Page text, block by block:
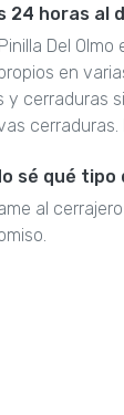
24 horas al
Del
en
y cerraduras
sé qué
al